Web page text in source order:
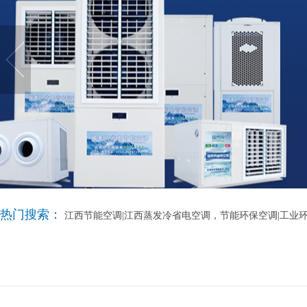
热门搜索： 江西节能空调|江西蒸发冷省电空调，节能环保空调|工业